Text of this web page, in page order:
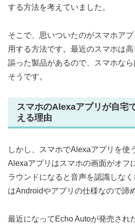
する方法を考えていました。
そこで、思いついたのがスマホア
用する方法です。最近のスマホは
謳った製品があるので、スマホな
そうです。
スマホのAlexaアプリが自宅
える理由
しかし、スマホでAlexaアプリを使
Alexaアプリはスマホの画面がオフ
ラウンドになると音声を認識しな
はAndroidやアプリの仕様なので諦
最近になってEcho Autoが発売され